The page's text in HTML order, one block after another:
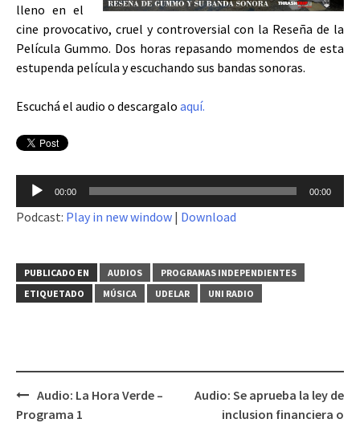
lleno en el
cine provocativo, cruel y controversial con la Reseña de la
Película Gummo. Dos horas repasando momendos de esta
estupenda película y escuchando sus bandas sonoras.
Escuchá el audio o descargalo aquí.
Reproductor
audio
00:00 00:00
Podcast: Play in new window | Download
PUBLICADO EN AUDIOS
PROGRAMAS INDEPENDIENTES
ETIQUETADO
MÚSICA UDELAR UNI RADIO
Navegación
Audio: La Hora Verde –
Programa 1
Audio: Se aprueba la ley de
inclusion financiera o